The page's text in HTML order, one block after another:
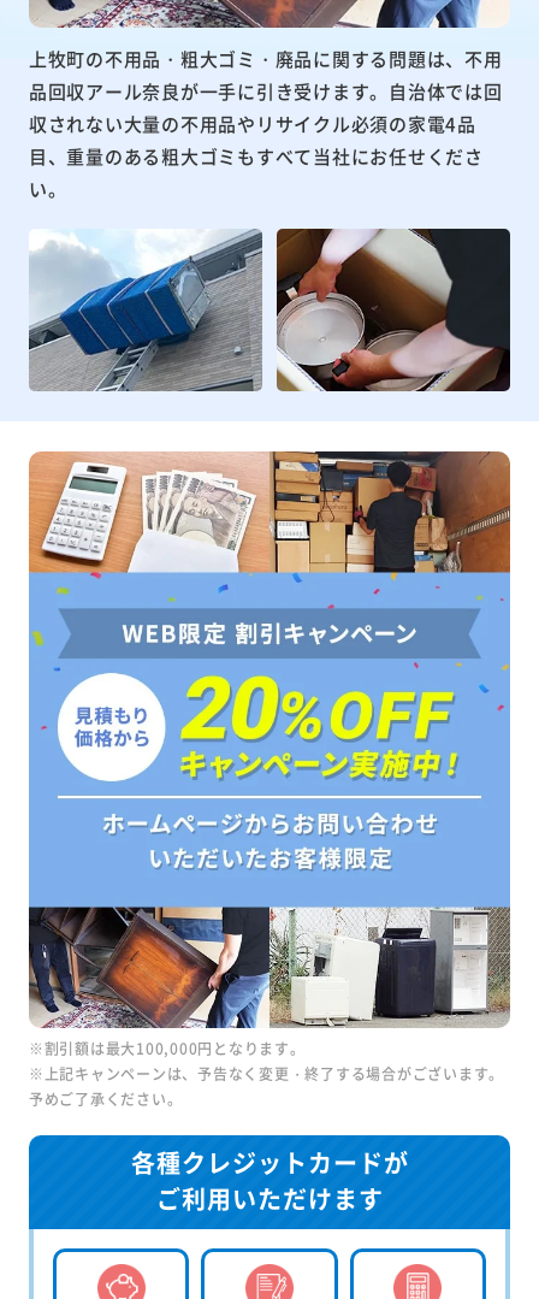
上牧町の不用品・粗大ゴミ・廃品に関する問題は、不用
品回収アール奈良が一手に引き受けます。自治体では回
収されない大量の不用品やリサイクル必須の家電4品
目、重量のある粗大ゴミもすべて当社にお任せくださ
い。
※割引額は最大100,000円となります。
※上記キャンペーンは、予告なく変更・終了する場合がございます。
予めご了承ください。
各種クレジットカードが
ご利用いただけます